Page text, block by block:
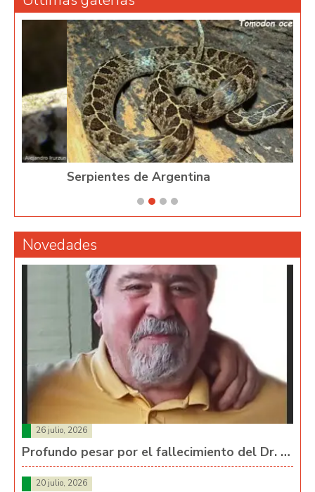
Serpientes de Argentina
Novedades
26 julio, 2026
Profundo pesar por el fallecimiento del Dr. …
20 julio, 2026